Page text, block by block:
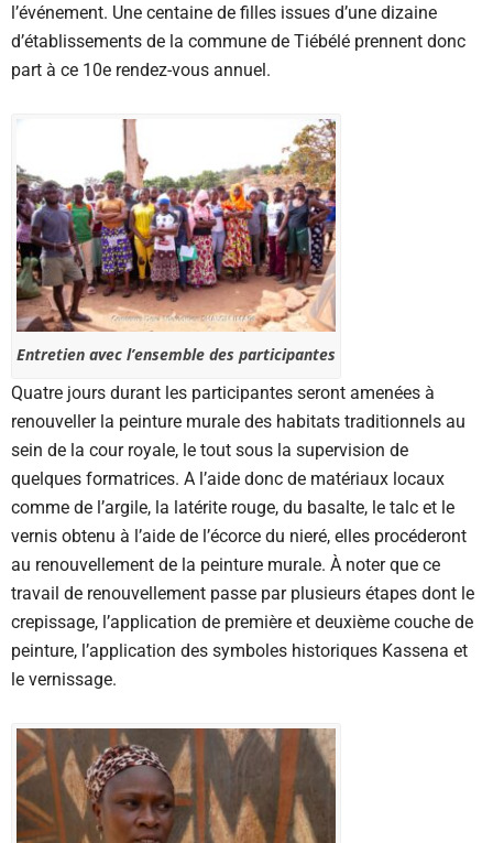
l’événement. Une centaine de filles issues d’une dizaine
d’établissements de la commune de Tiébélé prennent donc
part à ce 10e rendez-vous annuel.
Entretien avec l’ensemble des participantes
Quatre jours durant les participantes seront amenées à
renouveller la peinture murale des habitats traditionnels au
sein de la cour royale, le tout sous la supervision de
quelques formatrices. A l’aide donc de matériaux locaux
comme de l’argile, la latérite rouge, du basalte, le talc et le
vernis obtenu à l’aide de l’écorce du nieré, elles procéderont
au renouvellement de la peinture murale. À noter que ce
travail de renouvellement passe par plusieurs étapes dont le
crepissage, l’application de première et deuxième couche de
peinture, l’application des symboles historiques Kassena et
le vernissage.